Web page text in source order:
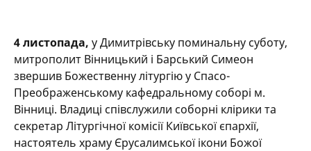
4 листопада, у Димитрівську поминальну суботу,
митрополит Вінницький і Барський Симеон
звершив Божественну літургію у Спасо-
Преображенському кафедральному соборі м.
Вінниці. Владиці співслужили соборні клірики та
секретар Літургічної комісії Київської єпархії,
настоятель храму Єрусалимської ікони Божої